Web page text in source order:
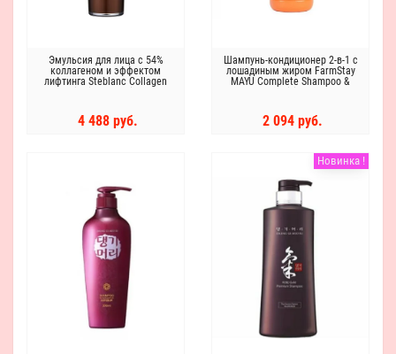
Эмульсия для лица с 54%
коллагеном и эффектом
лифтинга Steblanc Collagen
4 488 руб.
Шампунь-кондиционер 2-в-1 с
лошадиным жиром FarmStay
MAYU Complete Shampoo &
2 094 руб.
Новинка !